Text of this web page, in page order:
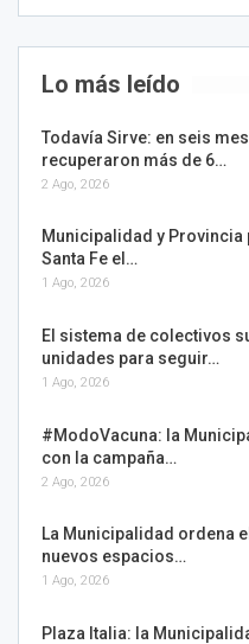
Lo más leído
Todavía Sirve: en seis
recuperaron más de 6…
2 Ago, 2026
Municipalidad y Provincia
Santa Fe el…
1 Ago, 2026
El sistema de colectivos
unidades para seguir…
1 Ago, 2026
#ModoVacuna: la
con la campaña…
2 Ago, 2026
La Municipalidad ordena
nuevos espacios…
1 Ago, 2026
Plaza Italia: la